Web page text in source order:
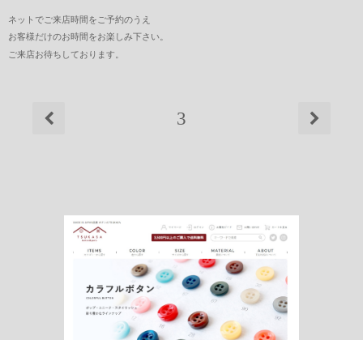
ネットでご来店時間をご予約のうえ
お客様だけのお時間をお楽しみ下さい。
ご来店お待ちしております。
3